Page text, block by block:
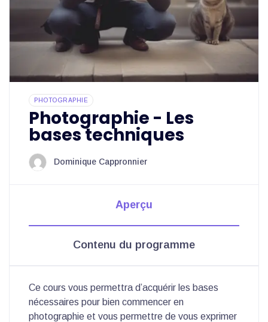
PHOTOGRAPHIE
Photographie - Les
bases techniques
Dominique Cappronnier
Aperçu
Contenu du programme
Ce cours vous permettra d’acquérir les bases
nécessaires pour bien commencer en
photographie et vous permettre de vous exprimer